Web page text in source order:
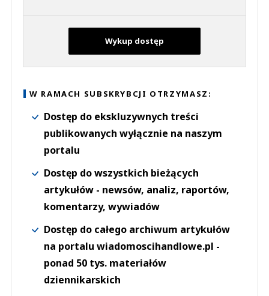
Wykup dostęp
W RAMACH SUBSKRYBCJI OTRZYMASZ:
Dostęp do ekskluzywnych treści
publikowanych wyłącznie na naszym
portalu
Dostęp do wszystkich bieżących
artykułów - newsów, analiz, raportów,
komentarzy, wywiadów
Dostęp do całego archiwum artykułów
na portalu wiadomoscihandlowe.pl -
ponad 50 tys. materiałów
dziennikarskich